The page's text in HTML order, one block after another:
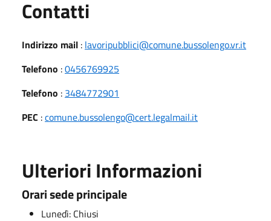
Contatti
Indirizzo mail : lavoripubblici@comune.bussolengo.vr.it
Telefono :0456769925
Telefono : 3484772901
PEC :comune.bussolengo@cert.legalmail.it
Ulteriori Informazioni
Orari sede principale
Lunedì: Chiusi